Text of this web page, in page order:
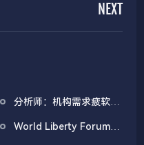
NEXT
分析师：机构需求疲软叠
市场面临双重抛压
World Liberty Forum政